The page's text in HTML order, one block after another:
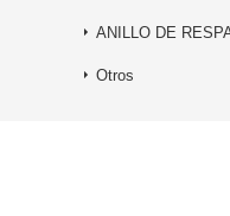
ANILLO DE
Otros